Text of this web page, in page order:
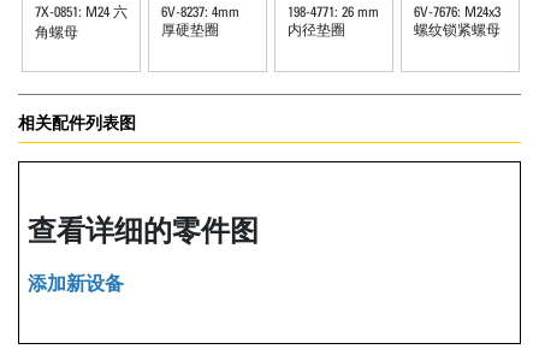
7X-0851: M24 六
角螺母
6V-8237: 4mm
厚硬垫圈
198-4771: 26 mm
内径垫圈
6V-7676: M24x3
螺纹锁紧螺母
相关配件列表图
查看详细的零件图
添加新设备